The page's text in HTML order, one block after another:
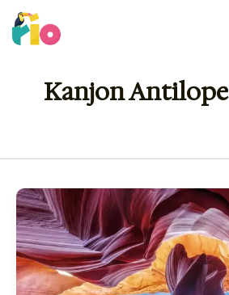
Skip
to
Kanjon Antilope